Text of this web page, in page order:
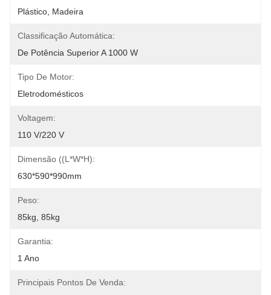
Plástico, Madeira
Classificação Automática:
De Potência Superior A 1000 W
Tipo De Motor:
Eletrodomésticos
Voltagem:
110 V/220 V
Dimensão ((L*W*H):
630*590*990mm
Peso:
85kg, 85kg
Garantia:
1 Ano
Principais Pontos De Venda: